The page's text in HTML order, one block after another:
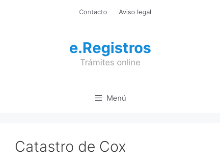
Contacto Aviso legal
e.Registros
Trámites online
Menú
Catastro de Cox